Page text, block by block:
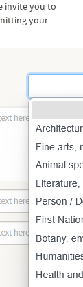
invite you to
your